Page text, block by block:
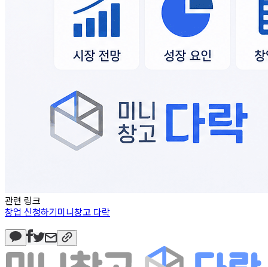
관련 링크
창업 신청하기미니창고 다락